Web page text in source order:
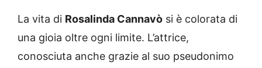
La vita di Rosalinda Cannavò si è colorata di
una gioia oltre ogni limite. L’attrice,
conosciuta anche grazie al suo pseudonimo